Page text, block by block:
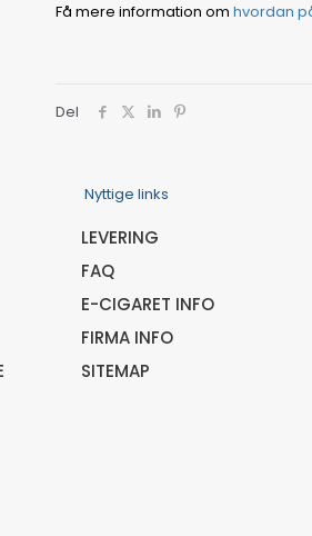
Få mere information om hvordan
Del
Nyttige links
LEVERING
FAQ
E-CIGARET INFO
FIRMA INFO
SITEMAP